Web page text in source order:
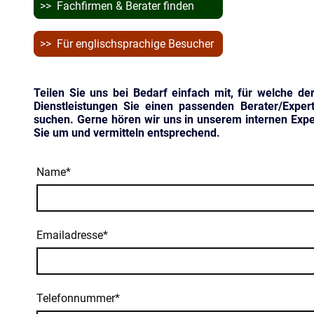
>> Fachfirmen & Berater finden
>> Für englischsprachige Besucher
Teilen Sie uns bei Bedarf einfach mit, für welche
Dienstleistungen Sie einen passenden Berater/
suchen. Gerne hören wir uns in unserem internen
Sie um und vermitteln entsprechend.
Name*
Emailadresse*
Telefonnummer*